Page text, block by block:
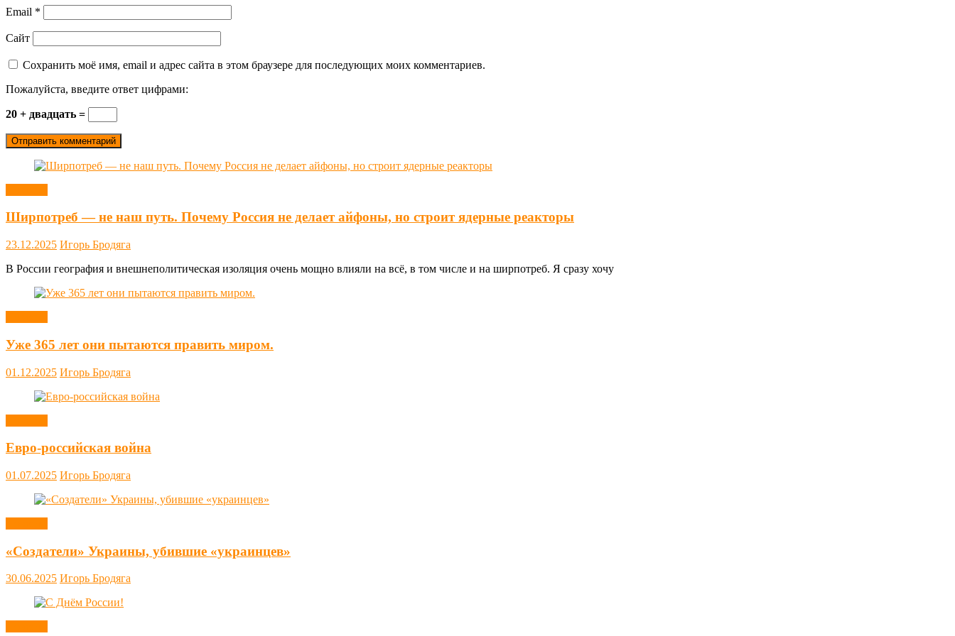
Email *
Сайт
Сохранить моё имя, email и адрес сайта в этом браузере для последующих моих комментариев.
Пожалуйста, введите ответ цифрами:
20 + двадцать =
Ширпотреб — не наш путь. Почему Россия не делает айфоны, но строит ядерные реакторы
23.12.2025 Игорь Бродяга
В России география и внешнеполитическая изоляция очень мощно влияли на всё, в том числе и на ширпотреб. Я сразу хочу
Уже 365 лет они пытаются править миром.
01.12.2025 Игорь Бродяга
Евро-российская война
01.07.2025 Игорь Бродяга
«Создатели» Украины, убившие «украинцев»
30.06.2025 Игорь Бродяга